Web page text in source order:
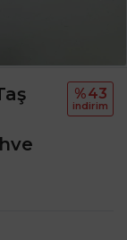
%43
i̇ndi̇ri̇m